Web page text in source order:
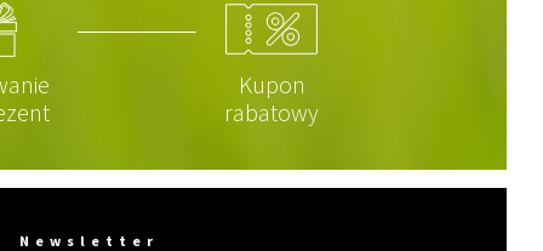
Kupon
rabatowy
Newsletter